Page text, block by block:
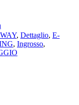
, Dettaglio, E-
, Ingrosso,